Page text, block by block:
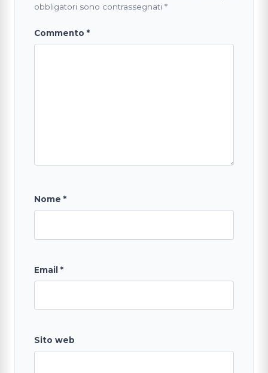
obbligatori sono contrassegnati *
Commento *
Nome *
Email *
Sito web